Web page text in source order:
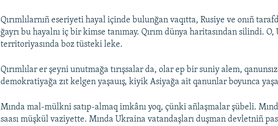
Qırımlılarnıñ eseriyeti hayal içinde bulunğan vaqıtta, Rusiye ve onıñ
ğayrı bu hayalnı iç bir kimse tanımay. Qırım dünya haritasından silindi.
territoriyasında boz tüsteki leke.
Qırımlılar er şeyni unutmağa tırışsalar da, olar ep bir suniy alem,
demokratiyağa zıt kelgen yaşauış, kiyik Asiyağa ait qanunlar boyunca
Mında mal-mülkni satıp-almaq imkânı yoq, çünki añlaşmalar şübeli.
saası müşkül vaziyette. Mında Ukraina vatandaşları duşman devletniñ